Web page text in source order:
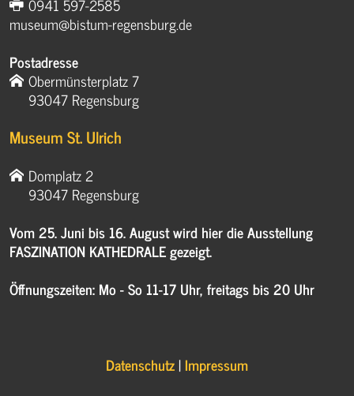
0941 597-2585
museum@bistum-regensburg.de
Postadresse
Obermünsterplatz 7
93047 Regensburg
Museum St. Ulrich
Domplatz 2
93047 Regensburg
Vom 25. Juni bis 16. August wird hier die Ausstellung
FASZINATION KATHEDRALE gezeigt.
Öffnungszeiten: Mo - So 11-17 Uhr, freitags bis 20 Uhr
Datenschutz|Impressum